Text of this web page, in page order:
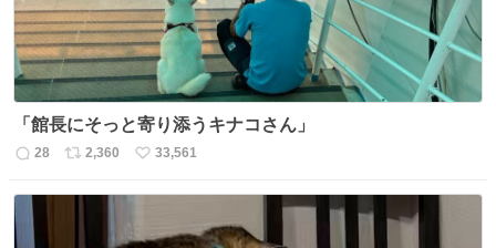
「館長にそっと寄り添うキナコさん」
返
数
28
リ
2,360
い
33,561